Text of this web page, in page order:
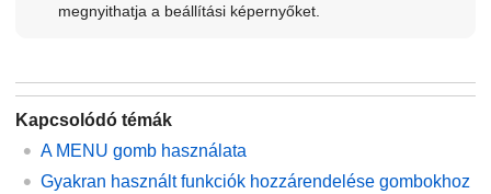
megnyithatja a beállítási képernyőket.
Kapcsolódó témák
A MENU gomb használata
Gyakran használt funkciók hozzárendelése gombokhoz